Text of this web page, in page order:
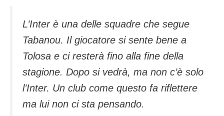
L’Inter è una delle squadre che segue
Tabanou. Il giocatore si sente bene a
Tolosa e ci resterà fino alla fine della
stagione. Dopo si vedrà, ma non c’è solo
l’Inter. Un club come questo fa riflettere
ma lui non ci sta pensando.